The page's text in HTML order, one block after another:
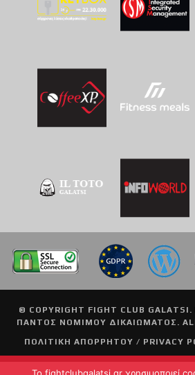
© COPYRIGHT FIGHT CLUB GALATSI .
ΠΑΝΤΟΣ ΝΟΜΙΜΟΥ ΔΙΚΑΙΩΜΑΤΟΣ. ALL
ΠΟΛΙΤΙΚΗ ΑΠΟΡΡΗΤΟΥ / PRIVACY